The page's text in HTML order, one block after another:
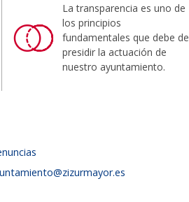
La transparencia es uno de
los principios
fundamentales que debe de
presidir la actuación de
nuestro ayuntamiento.